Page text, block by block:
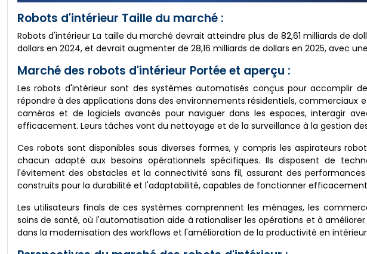
Robots d'intérieur Taille du marché :
Robots d'intérieur La taille du marché devrait atteindre plus de 82,61 milliards de
dollars en 2024, et devrait augmenter de 28,16 milliards de dollars en 2025, avec
Marché des robots d'intérieur Portée et aperçu :
Les robots d'intérieur sont des systèmes automatisés conçus pour accomplir
répondre à des applications dans des environnements résidentiels, commerciaux
caméras et de logiciels avancés pour naviguer dans les espaces, interagir
efficacement. Leurs tâches vont du nettoyage et de la surveillance à la gestion
Ces robots sont disponibles sous diverses formes, y compris les aspirateurs
chacun adapté aux besoins opérationnels spécifiques. Ils disposent de
l'évitement des obstacles et la connectivité sans fil, assurant des
construits pour la durabilité et l'adaptabilité, capables de fonctionner
Les utilisateurs finals de ces systèmes comprennent les ménages, les
soins de santé, où l'automatisation aide à rationaliser les opérations et à
dans la modernisation des workflows et l'amélioration de la productivité en